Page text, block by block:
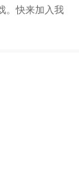
。快来加入我